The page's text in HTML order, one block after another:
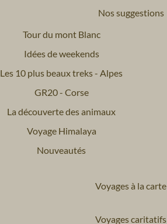
Nos suggestions
Tour du mont Blanc
Idées de weekends
Les 10 plus beaux treks - Alpes
GR20 - Corse
La découverte des animaux
Voyage Himalaya
Nouveautés
Voyages à la carte
Voyages caritatifs